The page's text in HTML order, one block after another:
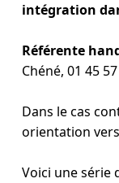
intégration
Référente
Chéné, 01 45
Dans le cas
orientation
Voici une série